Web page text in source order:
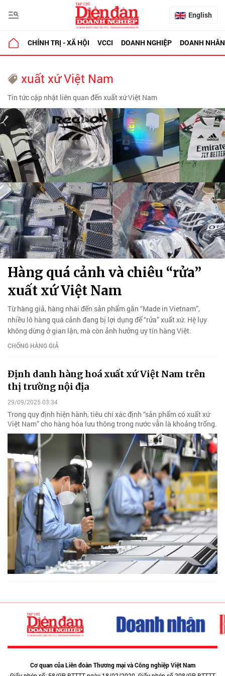
English
CHÍNH TRỊ - XÃ HỘI VCCI DOANH NGHIỆP DOANH NHÂN
xuất xứ Việt Nam
Tin tức cập nhật liên quan đến xuất xứ Việt Nam
Hàng quá cảnh và chiêu “rửa”
xuất xứ Việt Nam
Từ hàng giả, hàng nhái đến sản phẩm gắn “Made in Vietnam”,
nhiều lô hàng quá cảnh đang bị lợi dụng để “rửa” xuất xứ. Hệ lụy
không dừng ở gian lận, mà còn ảnh hưởng uy tín hàng Việt.
CHỐNG HÀNG GIẢ
Định danh hàng hoá xuất xứ Việt Nam trên
thị trường nội địa
29/09/2025 03:34
Trong quy định hiện hành, tiêu chí xác định “sản phẩm có xuất xứ
Việt Nam” cho hàng hóa lưu thông trong nước vẫn là khoảng trống.
Cơ quan của Liên đoàn Thương mại và Công nghiệp Việt Nam